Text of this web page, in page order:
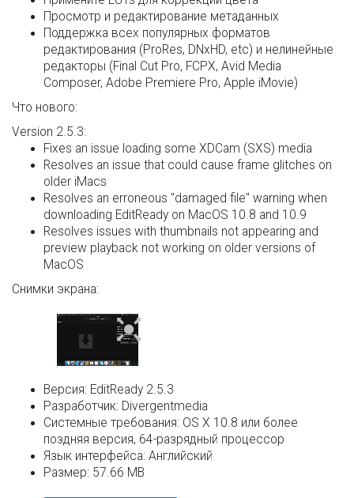
Просмотр и редактирование метаданных
Поддержка всех популярных форматов
редактирования (ProRes, DNxHD, etc) и нелинейные
редакторы (Final Cut Pro, FCPX, Avid Media
Composer, Adobe Premiere Pro, Apple iMovie)
Что нового:
Version 2.5.3:
Fixes an issue loading some XDCam (SXS) media
Resolves an issue that could cause frame glitches on
older iMacs
Resolves an erroneous "damaged file" warning when
downloading EditReady on MacOS 10.8 and 10.9
Resolves issues with thumbnails not appearing and
preview playback not working on older versions of
MacOS
Снимки экрана:
Версия: EditReady 2.5.3
Разработчик: Divergentmedia
Системные требования: OS X 10.8 или более
поздняя версия, 64-разрядный процессор
Язык интерфейса: Английский
Размер: 57.66 MB